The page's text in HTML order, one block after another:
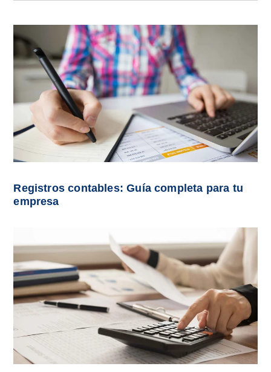
Registros contables: Guía completa para tu
empresa